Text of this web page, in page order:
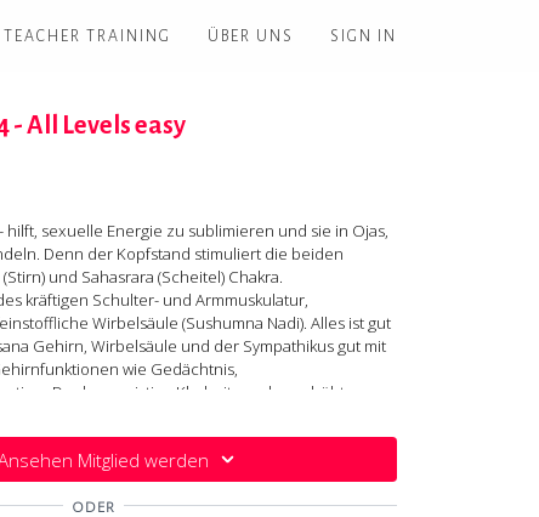
TEACHER TRAINING ÜBER UNS SIGN IN
- All Levels easy
hilft, sexuelle Energie zu sublimieren und sie in Ojas,
Denn der Kopfstand stimuliert die beiden
und Sahasrara (Scheitel) Chakra.
kräftigen Schulter- und Armmuskulatur,
Wirbelsäule (Sushumna Nadi). Alles ist gut
Gehirn, Wirbelsäule und der Sympathikus gut mit
wie Gedächtnis,
Denken, geistige Klarheit werden erhöht.
wenn das Sublimieren der sexuellen
dich ist. Wage dich auch an die Praxis, wenn du im
Du bekommst hilfreiche Anleitung und - wer
Mitglied werden
ODER